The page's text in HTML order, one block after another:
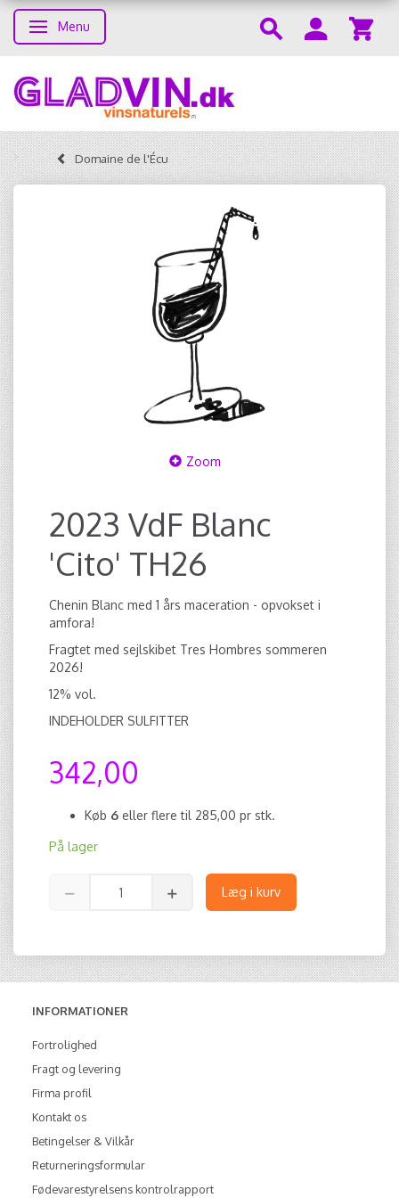
Skifte navigation
Menu
Domaine de l'Écu
Zoom
2023 VdF Blanc
'Cito' TH26
Chenin Blanc med 1 års maceration - opvokset i
amfora!
Fragtet med sejlskibet Tres Hombres sommeren
2026!
12% vol.
INDEHOLDER SULFITTER
342,00
Køb 6 eller flere til 285,00 pr stk.
På lager
Læg i kurv
INFORMATIONER
Fortrolighed
Fragt og levering
Firma profil
Kontakt os
Betingelser & Vilkår
Returneringsformular
Fødevarestyrelsens kontrolrapport